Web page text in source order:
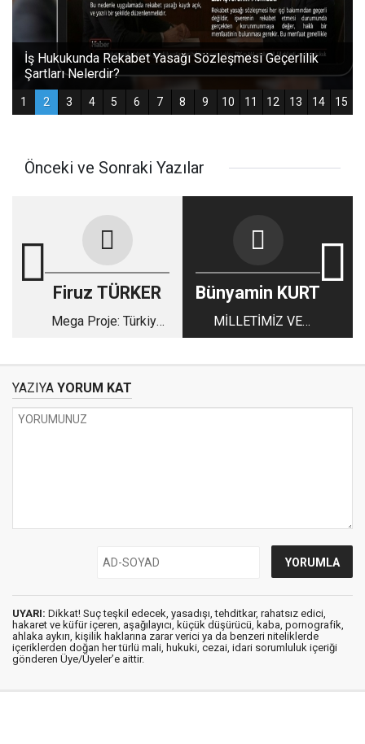
Önceki ve Sonraki Yazılar
Firuz TÜRKER
Mega Proje: Türkiye
Bünyamin KURT
MİLLETİMİZ VE
DEVLET,
YAZIYA YORUM KAT
UYARI: Dikkat! Suç teşkil edecek, yasadışı, tehditkar, rahatsız edici,
hakaret ve küfür içeren, aşağılayıcı, küçük düşürücü, kaba, pornografik,
ahlaka aykırı, kişilik haklarına zarar verici ya da benzeri niteliklerde
içeriklerden doğan her türlü mali, hukuki, cezai, idari sorumluluk içeriği
gönderen Üye/Üyeler’e aittir.